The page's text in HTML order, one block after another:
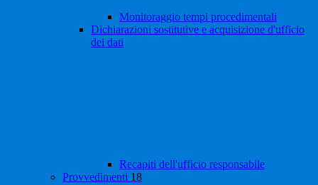
Monitoraggio tempi procedimentali
Dichiarazioni sostitutive e acquisizione d'ufficio
dei dati
Recapiti dell'ufficio responsabile
Provvedimenti 18